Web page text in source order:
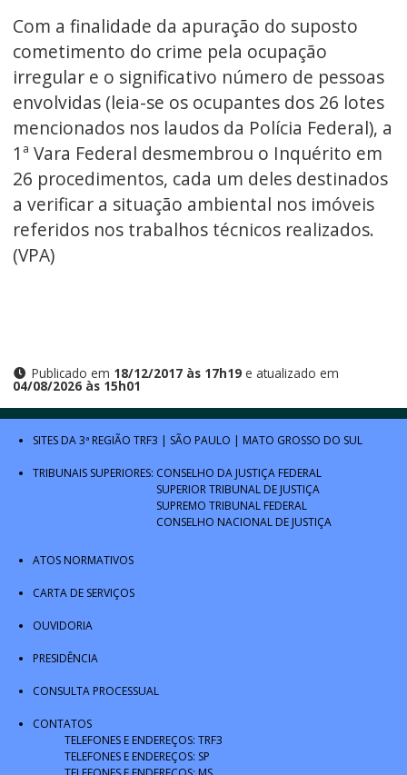
Com a finalidade da apuração do suposto
cometimento do crime pela ocupação
irregular e o significativo número de pessoas
envolvidas (leia-se os ocupantes dos 26 lotes
mencionados nos laudos da Polícia Federal), a
1ª Vara Federal desmembrou o Inquérito em
26 procedimentos, cada um deles destinados
a verificar a situação ambiental nos imóveis
referidos nos trabalhos técnicos realizados.
(VPA)
Publicado em 18/12/2017 às 17h19e atualizado em
04/08/2026 às 15h01
SITES DA 3ª REGIÃO TRF3 | SÃO PAULO | MATO GROSSO DO SUL
TRIBUNAIS SUPERIORES: CONSELHO DA JUSTIÇA FEDERAL
SUPERIOR TRIBUNAL DE JUSTIÇA
SUPREMO TRIBUNAL FEDERAL
CONSELHO NACIONAL DE JUSTIÇA
ATOS NORMATIVOS
CARTA DE SERVIÇOS
OUVIDORIA
PRESIDÊNCIA
CONSULTA PROCESSUAL
CONTATOS
TELEFONES E ENDEREÇOS: TRF3
TELEFONES E ENDEREÇOS: SP